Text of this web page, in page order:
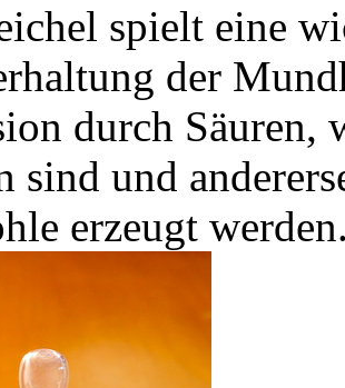
spielt eine
der
durch Säuren,
sind und
erzeugt